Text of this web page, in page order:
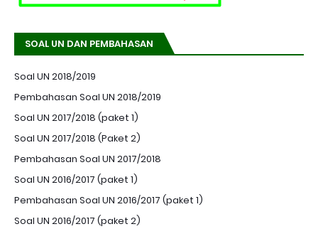
SOAL UN DAN PEMBAHASAN
Soal UN 2018/2019
Pembahasan Soal UN 2018/2019
Soal UN 2017/2018 (paket 1)
Soal UN 2017/2018 (Paket 2)
Pembahasan Soal UN 2017/2018
Soal UN 2016/2017 (paket 1)
Pembahasan Soal UN 2016/2017 (paket 1)
Soal UN 2016/2017 (paket 2)